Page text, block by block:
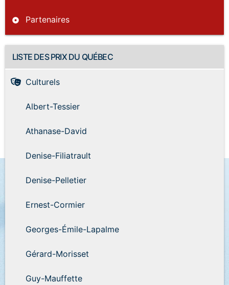
Partenaires
LISTE DES PRIX DU QUÉBEC
Culturels
Albert-Tessier
Athanase-David
Denise-Filiatrault
Denise-Pelletier
Ernest-Cormier
Georges-Émile-Lapalme
Gérard-Morisset
Guy-Mauffette